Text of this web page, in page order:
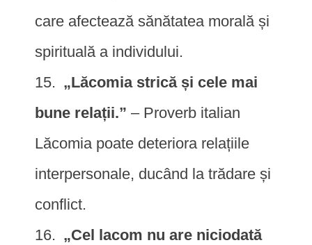
care afectează sănătatea morală și
spirituală a individului.
„Lăcomia strică și cele mai
bune relații.” – Proverb italian
Lăcomia poate deteriora relațiile
interpersonale, ducând la trădare și
conflict.
„Cel lacom nu are niciodată